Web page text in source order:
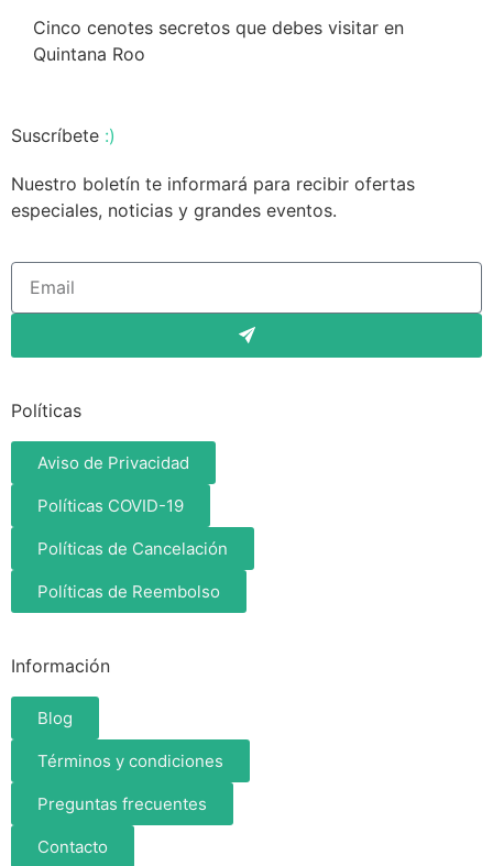
Cinco cenotes secretos que debes visitar en
Quintana Roo
Suscríbete :)
Nuestro boletín te informará para recibir ofertas
especiales, noticias y grandes eventos.
Políticas
Aviso de Privacidad
Políticas COVID-19
Políticas de Cancelación
Políticas de Reembolso
Información
Blog
Términos y condiciones
Preguntas frecuentes
Contacto